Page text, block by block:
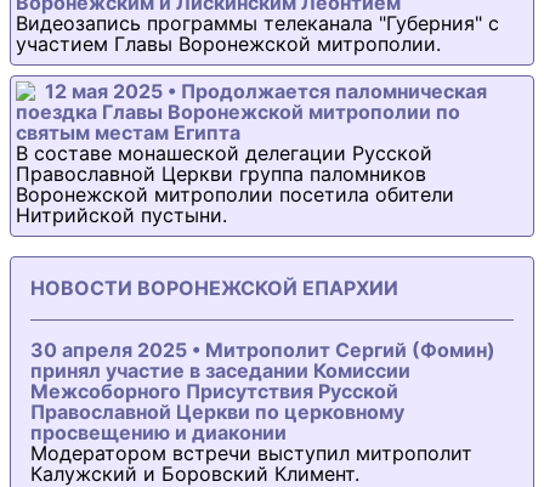
Видеозапись программы телеканала "Губерния" с
участием Главы Воронежской митрополии.
12 мая 2025 • Продолжается паломническая
поездка Главы Воронежской митрополии по
святым местам Египта
В составе монашеской делегации Русской
Православной Церкви группа паломников
Воронежской митрополии посетила обители
Нитрийской пустыни.
НОВОСТИ ВОРОНЕЖСКОЙ ЕПАРХИИ
30 апреля 2025 • Митрополит Сергий (Фомин)
принял участие в заседании Комиссии
Межсоборного Присутствия Русской
Православной Церкви по церковному
просвещению и диаконии
Модератором встречи выступил митрополит
Калужский и Боровский Климент.